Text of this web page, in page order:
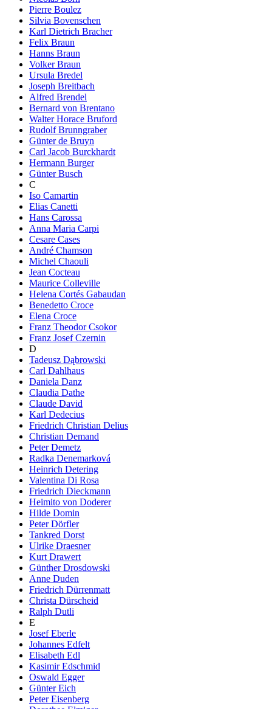
Pierre Boulez
Silvia Bovenschen
Karl Dietrich Bracher
Felix Braun
Hanns Braun
Volker Braun
Ursula Bredel
Joseph Breitbach
Alfred Brendel
Bernard von Brentano
Walter Horace Bruford
Rudolf Brunngraber
Günter de Bruyn
Carl Jacob Burckhardt
Hermann Burger
Günter Busch
C
Iso Camartin
Elias Canetti
Hans Carossa
Anna Maria Carpi
Cesare Cases
André Chamson
Michel Chaouli
Jean Cocteau
Maurice Colleville
Helena Cortés Gabaudan
Benedetto Croce
Elena Croce
Franz Theodor Csokor
Franz Josef Czernin
D
Tadeusz Dąbrowski
Carl Dahlhaus
Daniela Danz
Claudia Dathe
Claude David
Karl Dedecius
Friedrich Christian Delius
Christian Demand
Peter Demetz
Radka Denemarková
Heinrich Detering
Valentina Di Rosa
Friedrich Dieckmann
Heimito von Doderer
Hilde Domin
Peter Dörfler
Tankred Dorst
Ulrike Draesner
Kurt Drawert
Günther Drosdowski
Anne Duden
Friedrich Dürrenmatt
Christa Dürscheid
Ralph Dutli
E
Josef Eberle
Johannes Edfelt
Elisabeth Edl
Kasimir Edschmid
Oswald Egger
Günter Eich
Peter Eisenberg